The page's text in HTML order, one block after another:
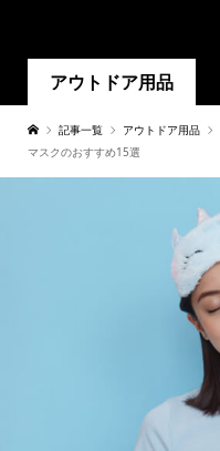
アウトドア用品
記事一覧 アウトドア用品
マスクのおすすめ15選